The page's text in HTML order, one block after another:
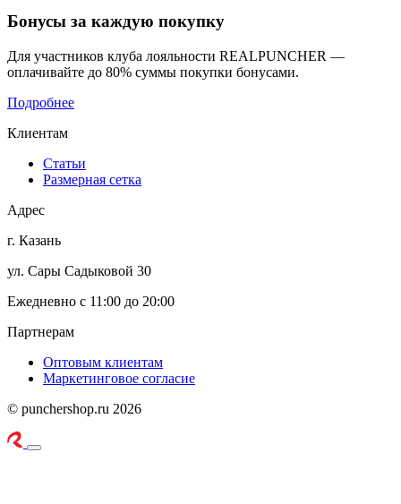
Бонусы за каждую покупку
Для участников клуба лояльности REALPUNCHER —
оплачивайте до 80% суммы покупки бонусами.
Подробнее
Клиентам
Статьи
Размерная сетка
Адрес
г. Казань
ул. Сары Садыковой 30
Ежедневно с 11:00 до 20:00
Партнерам
Оптовым клиентам
Маркетинговое согласие
© punchershop.ru 2026